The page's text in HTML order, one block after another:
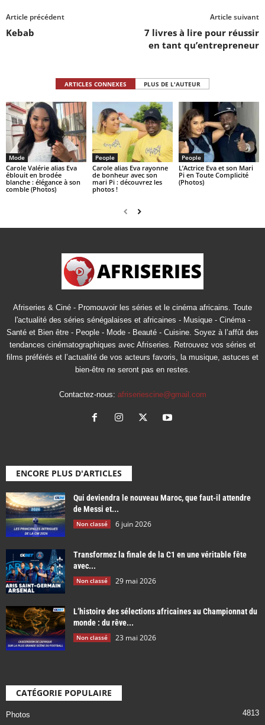
Article précédent
Kebab
Article suivant
7 livres à lire pour réussir
en tant qu’entrepreneur
ARTICLES CONNEXES PLUS DE L'AUTEUR
Mode
Carole Valérie alias Eva
éblouit en brodée
blanche : élégance à son
comble (Photos)
People
Carole alias Eva rayonne
de bonheur avec son
mari Pi : découvrez les
photos !
People
L’Actrice Eva et son Mari
Pi en Toute Complicité
(Photos)
Afriseries & Ciné - Promouvoir les séries et le cinéma africains. Toute
l'actualité des séries sénégalaises et africaines - Musique - Cinéma -
Santé et Bien être - People - Mode - Beauté - Cuisine. Soyez à l’affût des
tendances cinématographiques avec Afriseries. Retrouvez vos séries et
films préférés et l’actualité de vos acteurs favoris, la musique, astuces et
bien-être ne seront pas en restes.
Contactez-nous: afriseriescine@gmail.com
ENCORE PLUS D'ARTICLES
Qui deviendra le nouveau Maroc, que faut-il attendre
de Messi et...
Non classé 6 juin 2026
Transformez la finale de la C1 en une véritable fête
avec...
Non classé 29 mai 2026
L’histoire des sélections africaines au Championnat du
monde : du rêve...
Non classé 23 mai 2026
CATÉGORIE POPULAIRE
Photos 4813